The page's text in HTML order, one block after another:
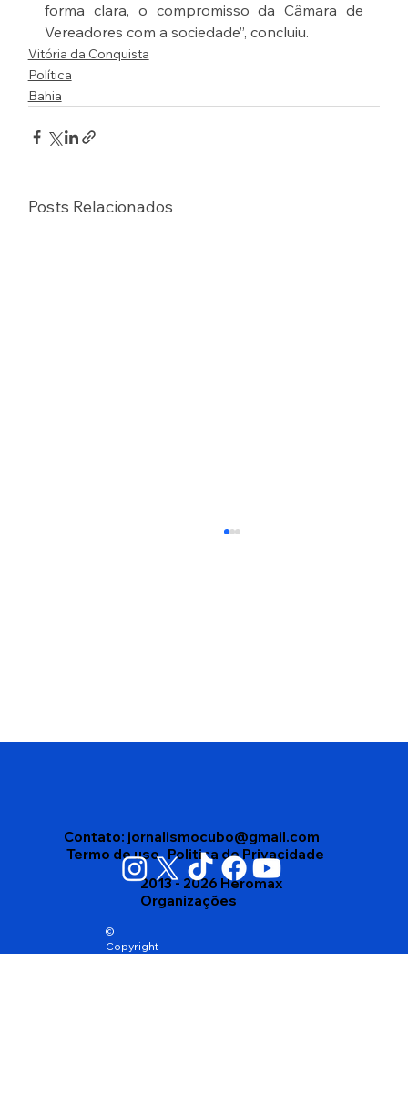
forma clara, o compromisso da Câmara de
Vereadores com a sociedade”, concluiu.
Vitória da Conquista
Política
Bahia
Posts Relacionados
Edson Gomes segue internado após
Contato: jornalismocubo@gmail.com
Termo de uso Politica de Privacidade
©
Copyright
2013 - 2026 Heromax
Organizações